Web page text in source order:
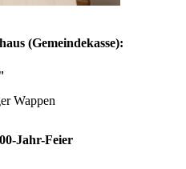
(Gemeindekasse):
Wappen
Jahr-Feier